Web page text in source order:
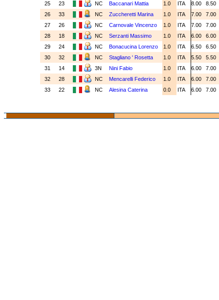
25
23 NC Baccanari Mattia 1.0 ITA 8.00
8.50
26
33 NC Zuccheretti Marina 1.0 ITA 7.00
7.00
27
26 NC Carnovale Vincenzo 1.0 ITA 7.00
7.00
28
18 NC Serzanti Massimo 1.0 ITA 6.00
6.00
29
24 NC Bonacucina Lorenzo 1.0 ITA 6.50
6.50
30
32 NC Stagliano ' Rosetta 1.0 ITA 5.50
5.50
31
14 3N Nini Fabio 1.0 ITA 6.00
7.00
32
28 NC Mencarelli Federico 1.0 ITA 6.00
7.00
33
22 NC Alesina Caterina 0.0 ITA 6.00 7.00